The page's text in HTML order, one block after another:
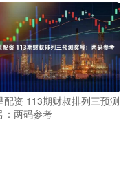
配资 113期财叔排列三预测
：两码参考